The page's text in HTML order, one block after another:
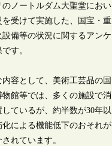
のノートルダム大聖堂におい
受けて実施した、国宝・重
備等の状況に関するアンケ
す。
容として、美術工芸品の国
館等では、多くの施設で消
ているが、約半数が30年以
による機能低下のおそれが
れています。